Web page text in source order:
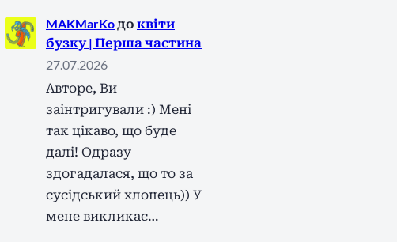
MAKMarKoдо квіти
бузку | Перша частина
27.07.2026
Авторе, Ви
заінтригували :) Мені
так цікаво, що буде
далі! Одразу
здогадалася, що то за
сусідський хлопець)) У
мене викликає…